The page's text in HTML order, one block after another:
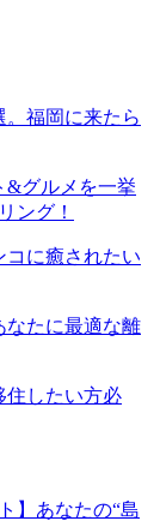
福岡に来たら
&グルメを一挙
ング！
コに癒されたい
なたに最適な離
住したい方必
】あなたの“島